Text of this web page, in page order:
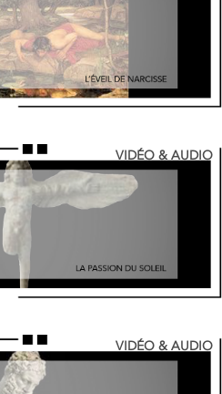
VIDÉO & AUDIO
VIDÉO & AUDIO